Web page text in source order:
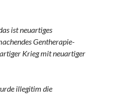
ist neuartiges
Gentherapie-
Krieg mit neuartiger
illegitim die